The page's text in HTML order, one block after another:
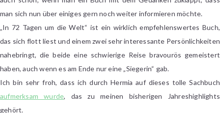
man sich nun über einiges gern noch weiter informieren möchte.
„In 72 Tagen um die Welt“ ist ein wirklich empfehlenswertes Buch,
das sich flott liest und einem zwei sehr interessante Persönlichkeiten
nahebringt, die beide eine schwierige Reise bravourös gemeistert
haben, auch wenn es am Ende nur eine „Siegerin“ gab.
Ich bin sehr froh, dass ich durch Hermia auf dieses tolle Sachbuch
aufmerksam wurde, das zu meinen bisherigen Jahreshighlights
gehört.